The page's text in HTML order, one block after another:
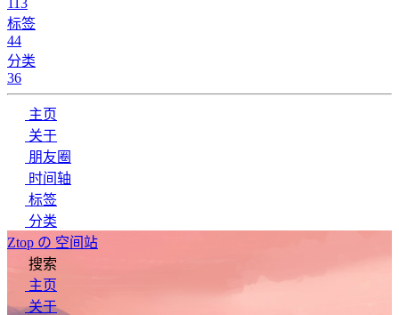
113
标签
44
分类
36
主页
关于
朋友圈
时间轴
标签
分类
Ztop の 空间站
搜索
主页
关于